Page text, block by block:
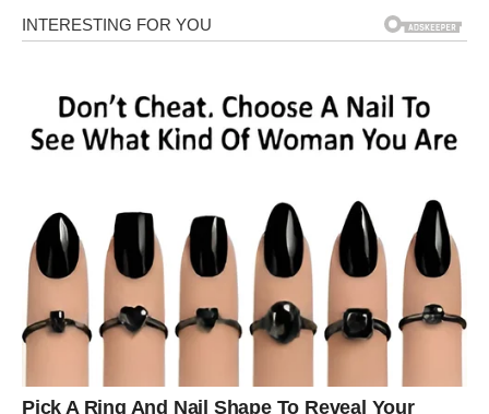
BIK – Vikend u kojem se sreća
materijalizuje
Za Bikove, ovaj vikend donosi stabilnu, opipljivu sreću.
Nije to ona prolazna euforija, već duboki osećaj
sigurnosti i mira. Posle perioda u kojem ste nosili teret
odgovornosti, briga i odlaganja sopstvenih želja, dolazi
trenutak kada život kaže:sada je red na tebe .